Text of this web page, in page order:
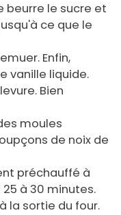
beurre le sucre et
ce que le
Enfin,
vanille liquide.
Bien
moules
de noix de
préchauffé à
à 30 minutes.
la sortie du four.